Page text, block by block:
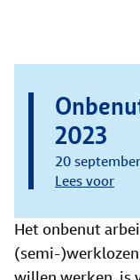
2023
20
Lees voor
Het onbenut
(semi-